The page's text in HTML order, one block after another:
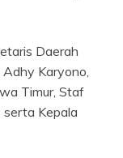
Daerah
Adhy Karyono,
Timur, Staf
serta Kepala